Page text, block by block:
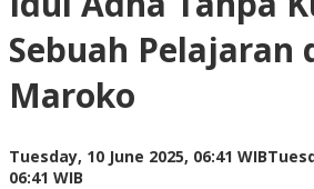
Sebuah Pelajaran
Maroko
Tuesday, 10 June 2025, 06:41 WIB
06:41 WIB